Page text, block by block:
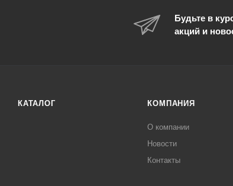
Будьте в
акций и
КАТАЛОГ КОМПАНИЯ
О компании
Новости
Контакты